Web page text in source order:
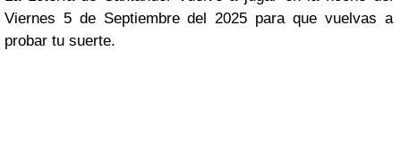
Viernes 5 de Septiembre del 2025 para que vuelvas a
probar tu suerte.